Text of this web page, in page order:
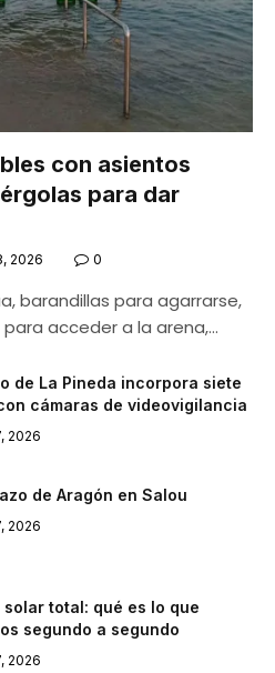
con asientos
para dar
2026 0
barandillas para agarrarse,
acceder a la arena,…
de La Pineda incorpora siete
cámaras de videovigilancia
2026
de Aragón en Salou
2026
solar total: qué es lo que
segundo a segundo
2026